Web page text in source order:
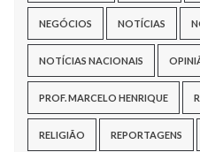
NEGÓCIOS NOTÍCIAS
NOTÍCIAS NACIONAIS
PROF. MARCELO HENRIQUE
RELIGIÃO REPORTAGENS